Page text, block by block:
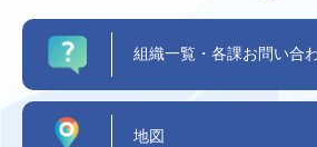
組織一覧・各課お問い合
地図